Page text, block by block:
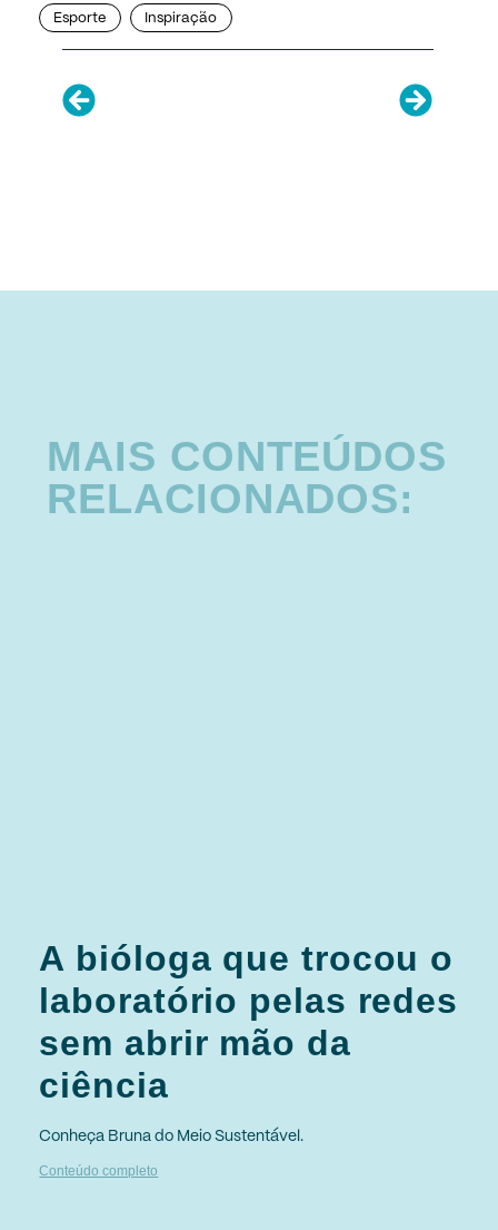
Esporte Inspiração
MAIS CONTEÚDOS
RELACIONADOS:
A bióloga que trocou o
laboratório pelas redes
sem abrir mão da
ciência
Conheça Bruna do Meio Sustentável.
Conteúdo completo